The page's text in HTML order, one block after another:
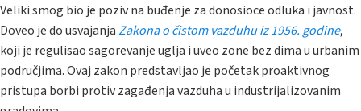
Veliki smog bio je poziv na buđenje za donosioce odluka i javnost.
Doveo je do usvajanjaZakona o čistom vazduhu iz 1956. godine,
koji je regulisao sagorevanje uglja i uveo zone bez dima u urbanim
područjima. Ovaj zakon predstavljao je početak proaktivnog
pristupa borbi protiv zagađenja vazduha u industrijalizovanim